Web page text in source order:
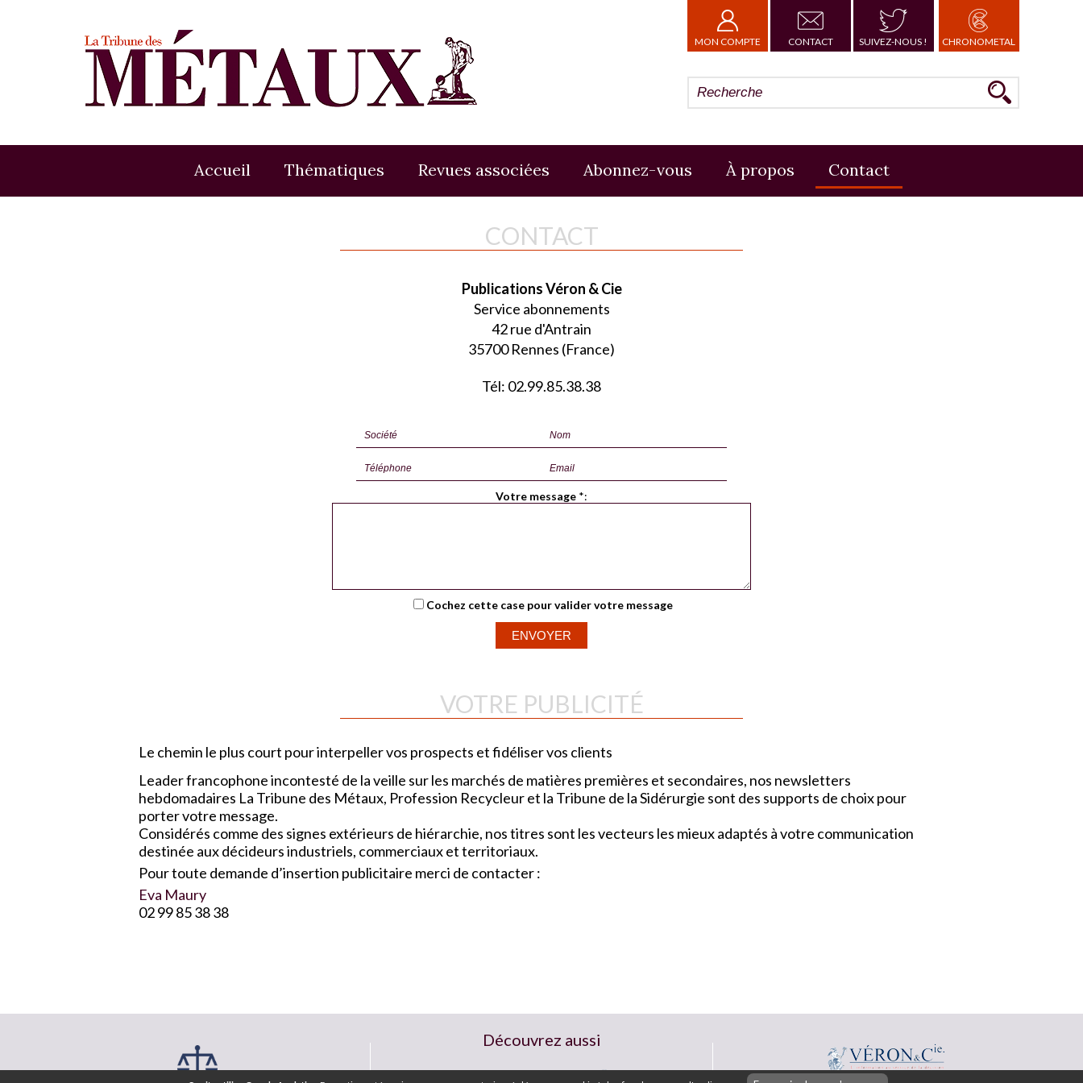
MON COMPTE CONTACT SUIVEZ-NOUS ! CHRONOMETAL
Accueil Thématiques Revues associées Abonnez-vous À propos Contact
CONTACT
Publications Véron & Cie
Service abonnements
42 rue d'Antrain
35700 Rennes (France)
Tél: 02.99.85.38.38
Votre message *:
Cochez cette case pour valider votre message
VOTRE PUBLICITÉ
Le chemin le plus court pour interpeller vos prospects et fidéliser vos clients
Leader francophone incontesté de la veille sur les marchés de matières premières et secondaires, nos newsletters
hebdomadaires La Tribune des Métaux, Profession Recycleur et la Tribune de la Sidérurgie sont des supports de choix pour
porter votre message.
Considérés comme des signes extérieurs de hiérarchie, nos titres sont les vecteurs les mieux adaptés à votre communication
destinée aux décideurs industriels, commerciaux et territoriaux.
Pour toute demande d’insertion publicitaire merci de contacter :
Eva Maury
02 99 85 38 38
Découvrez aussi